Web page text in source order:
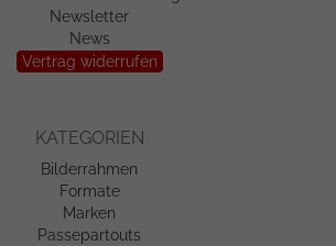
Newsletter
News
Vertrag widerrufen
KATEGORIEN
Bilderrahmen
Formate
Marken
Passepartouts